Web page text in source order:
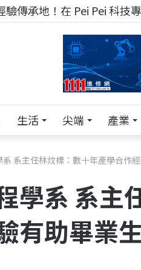
驗傳承地！在 Pei Pei 科技
生活 尖端 產業
系主任林炆標：數十年產學合作
學系 系主
有助畢業